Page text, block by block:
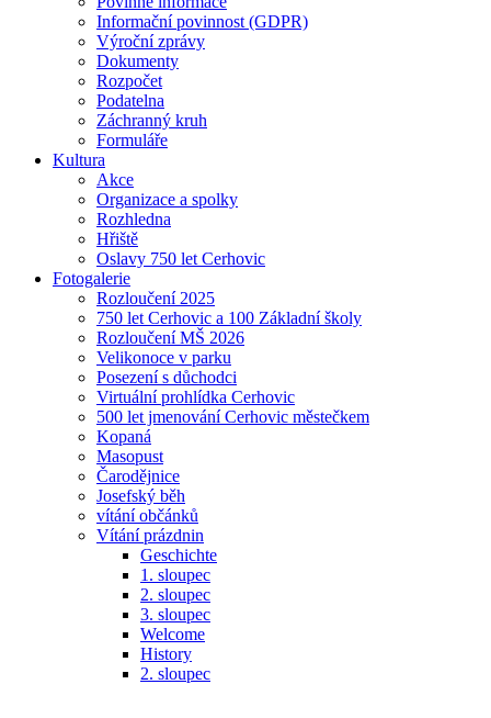
Informační povinnost (GDPR)
Výroční zprávy
Dokumenty
Rozpočet
Podatelna
Záchranný kruh
Formuláře
Kultura
Akce
Organizace a spolky
Rozhledna
Hřiště
Oslavy 750 let Cerhovic
Fotogalerie
Rozloučení 2025
750 let Cerhovic a 100 Základní školy
Rozloučení MŠ 2026
Velikonoce v parku
Posezení s důchodci
Virtuální prohlídka Cerhovic
500 let jmenování Cerhovic městečkem
Kopaná
Masopust
Čarodějnice
Josefský běh
vítání občánků
Vítání prázdnin
Geschichte
1. sloupec
2. sloupec
3. sloupec
Welcome
History
2. sloupec